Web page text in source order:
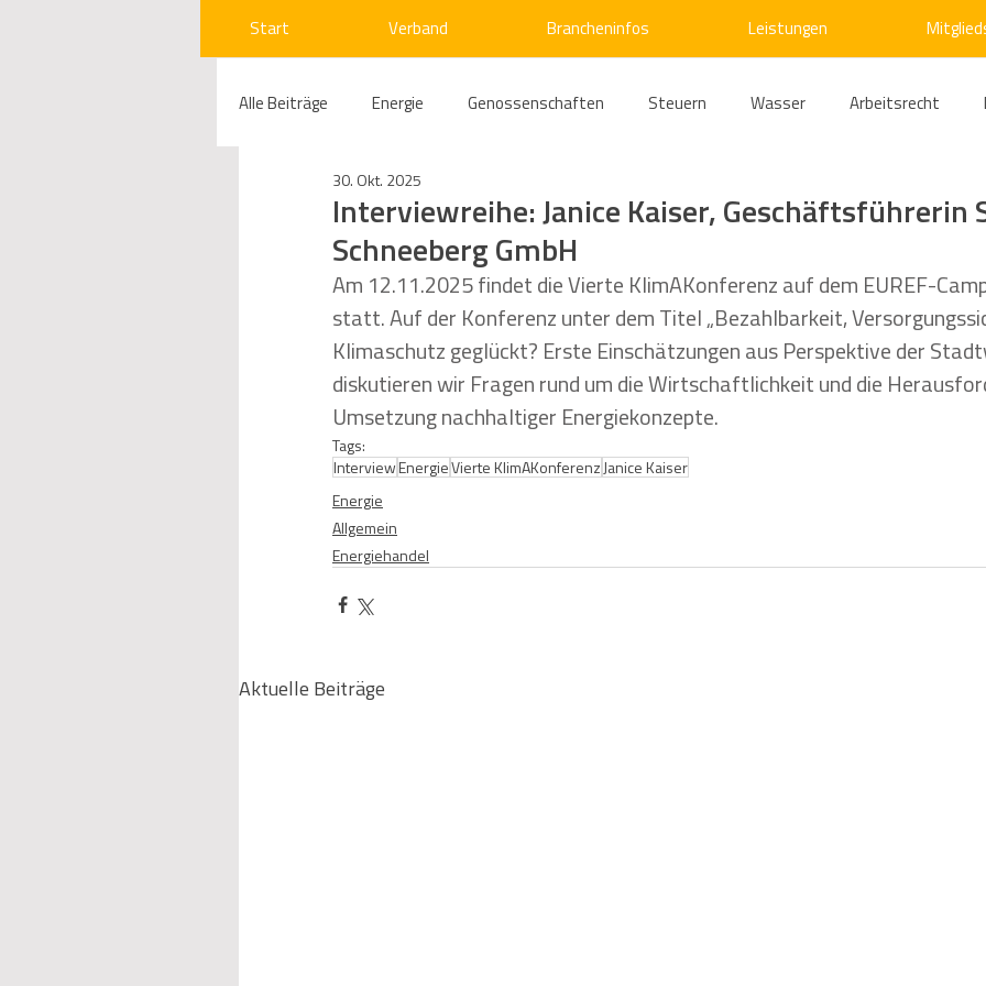
Start Verband Brancheninfos Leistungen
Alle Beiträge Energie Genossenschaften Steuern Wasser Arbeitsrecht
Compliance Gas
Beihilfenrecht Kraftwerke Kälte Verkehr Entsorgung/Abfall
Regulierung Wettbewerbs- und Kartellrecht Europarecht Wirtschafts- und
Telekommunikation Gesellschaftsrecht E-Mobilität
Interviewreihe: Janice Kaiser, Geschäftsführerin
Schneeberg GmbH
30. Okt. 2025
Am 12.11.2025 findet die Vierte KlimAKonferenz auf dem EUREF-
statt. Auf der Konferenz unter dem Titel „Bezahlbarkeit,
Klimaschutz geglückt? Erste Einschätzungen aus Perspektive der
diskutieren wir Fragen rund um die Wirtschaftlichkeit und die
Umsetzung nachhaltiger Energiekonzepte.
Tags:
InterviewEnergieVierte KlimAKonferenzJanice Kaiser
Energie
Allgemein
Energiehandel
Aktuelle Beiträge